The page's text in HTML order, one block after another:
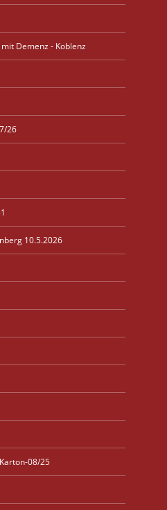
Demenz - Koblenz
26
10.5.2026
08/25